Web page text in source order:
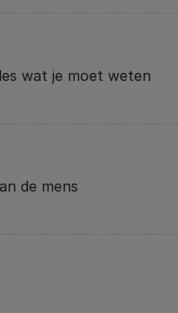
wat je moet weten
de mens